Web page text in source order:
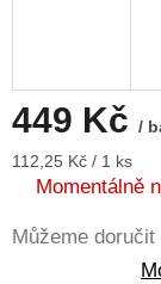
449 Kč /
Měrná
cena:
112,25 Kč / 1 ks
Momentálně
Můžeme doručit